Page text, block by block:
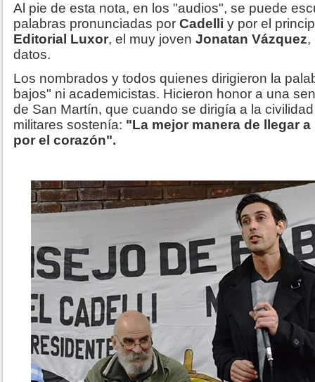
Al pie de esta nota, en los "audios", se puede
palabras pronunciadas por Cadelli y por el
Editorial Luxor, el muy joven Jonatan Vázquez,
datos.
Los nombrados y todos quienes dirigieron la
bajos" ni academicistas. Hicieron honor a una
de San Martín, que cuando se dirigía a la
militares sostenía: "La mejor manera de llegar
por el corazón".